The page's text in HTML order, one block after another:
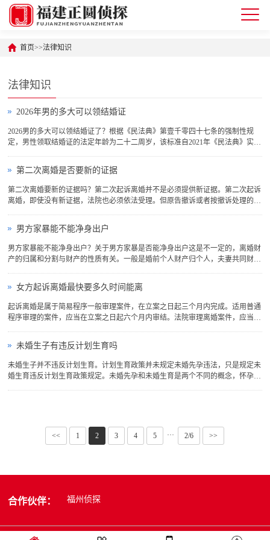
首页>>法律知识
法律知识
2026年男的多大可以领结婚证
2026男的多大可以领结婚证了？根据《民法典》第壹千零四十七条的强制性规
定，男性领取结婚证的法定年龄为二十二周岁，该标准自2021年《民法典》实施
公历生日为准，达到二十二周岁生日当天即可申请登记；2. 该年龄限制适用于所
有内地居民，包括城镇...
第二次离婚是否要新的证据
第二次离婚要新的证据吗？第二次起诉离婚并不是必须提供新证据。第二次起诉
离婚，即使没有新证据，法院也必须依法受理。但原告撤诉或者按撤诉处理的离
间？第二次起诉离婚需要三个月、或者是六个月的时间才可以判决下来，具体离
婚案件审理所需要的时...
男方家暴能不能净身出户
男方家暴能不能净身出户？关于男方家暴是否能净身出户这是不一定的，离婚财
产的归属和分割与财产的性质有关。一般是婚前个人财产归个人，夫妻共同财产
割方案，再由法院进行审查确认;如果男女双方协商解决不了，法院会先提出分
割方案，尽量使男女双方...
女方起诉离婚最快要多久时间能离
起诉离婚是属于简易程序一般审理案件，在立案之日起三个月内完成。适用普通
程序审理的案件，应当在立案之日起六个月内审结。法院审理离婚案件，应当进
的，由本院院长批准，可以延长六个月;还需要延长的，报请上级法院批准。法
院审理离婚案件，应当进...
未婚生子有违反计划生育吗
未婚生子并不违反计划生育。计划生育政策并未规定未婚先孕违法，只是规定未
婚生育违反计划生育政策规定。未婚先孕和未婚生育是两个不同的概念，怀孕并
<< 1 2 3 4 5 ··· 2/6 >>
合作伙伴： 福州侦探